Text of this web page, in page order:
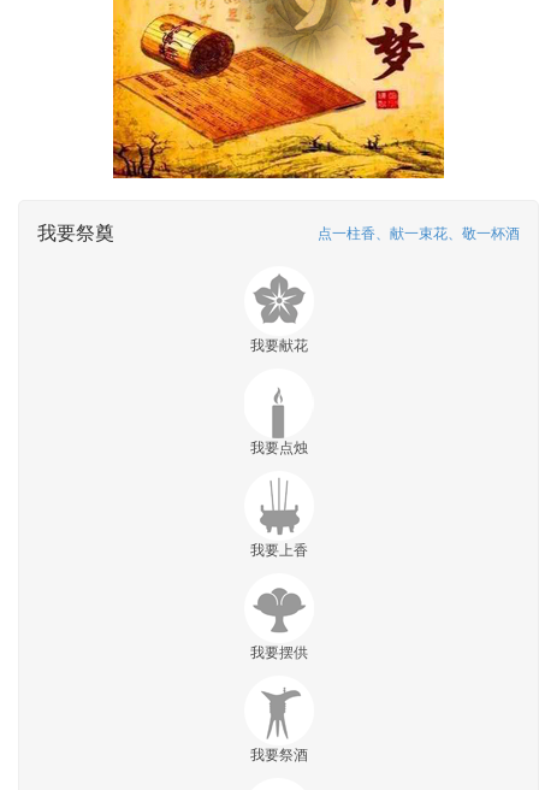
我要祭奠 点一柱香、献一束花、敬一杯酒
我要献花
我要点烛
我要上香
我要摆供
我要祭酒